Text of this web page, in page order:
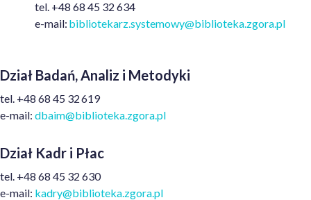
tel. +48 68 45 32 634
e-mail: bibliotekarz.systemowy@biblioteka.zgora.pl
Dział Badań, Analiz i Metodyki
tel. +48 68 45 32 619
e-mail: dbaim@biblioteka.zgora.pl
Dział Kadr i Płac
tel. +48 68 45 32 630
e-mail: kadry@biblioteka.zgora.pl